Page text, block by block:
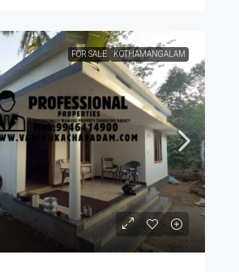
FOR SALE KOTHAMANGALAM